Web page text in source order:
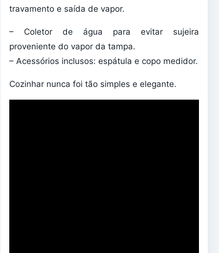
travamento e saída de vapor.
– Coletor de água para evitar sujeira
proveniente do vapor da tampa.
– Acessórios inclusos: espátula e copo medidor.
Cozinhar nunca foi tão simples e elegante.